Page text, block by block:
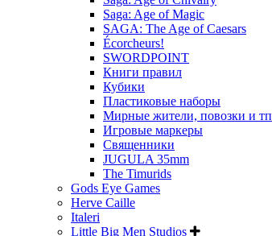
Saga: Age of Magic
SAGA: The Age of Caesars
Écorcheurs!
SWORDPOINT
Книги правил
Кубики
Пластиковые наборы
Мирные жители, повозки и тп
Игровые маркеры
Священники
JUGULA 35mm
The Timurids
Gods Eye Games
Herve Caille
Italeri
Little Big Men Studios